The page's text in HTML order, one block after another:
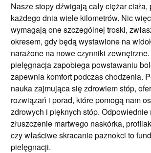
Nasze stopy dźwigają cały ciężar
każdego dnia wiele kilometrów. Nic
wymagają one szczególnej troski,
okresem, gdy będą wystawione na
narażone na nowe czynniki
pielęgnacja zapobiega powstawaniu
zapewnia komfort podczas chodzenia.
nauka zajmująca się zdrowiem stóp,
rozwiązań i porad, które pomogą nam
zdrowych i pięknych stóp. Odpowiednie
złuszczenie martwego naskórka,
czy właściwe skracanie paznokci to
pielęgnacji.